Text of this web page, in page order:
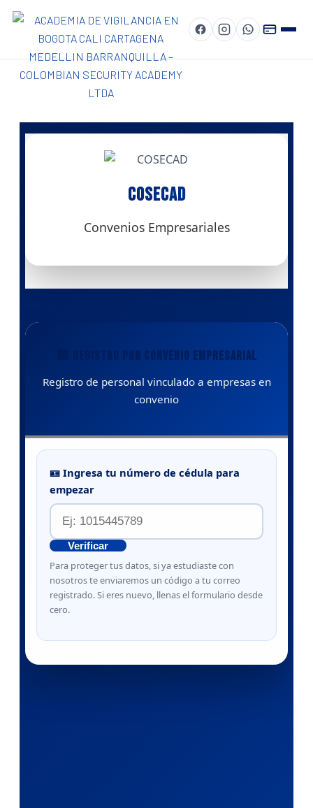
COSECAD
Convenios Empresariales
🏢 REGISTRO POR CONVENIO EMPRESARIAL
Registro de personal vinculado a empresas en
convenio
🪪 Ingresa tu número de cédula para
empezar
Verificar
Para proteger tus datos, si ya estudiaste con
nosotros te enviaremos un código a tu correo
registrado. Si eres nuevo, llenas el formulario desde
cero.